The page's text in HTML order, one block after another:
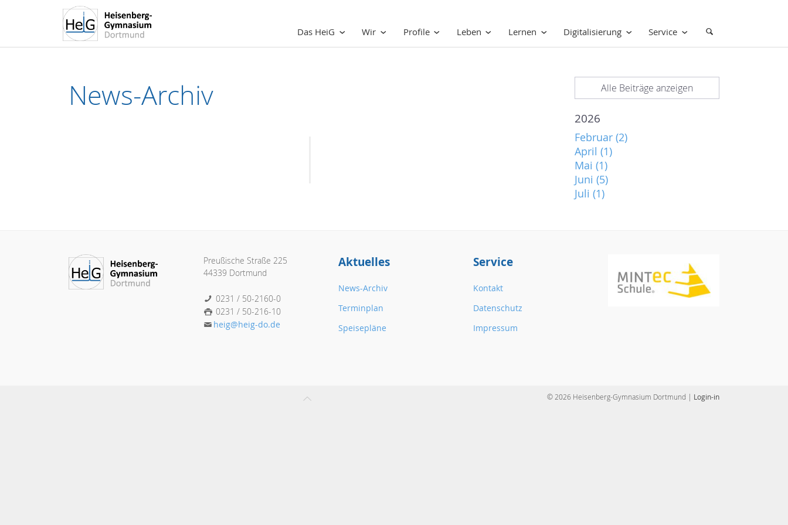
Das HeiG Wir Profile Leben Lernen Digitalisierung Service
News-Archiv Alle Beiträge anzeigen
2026
Februar (2)
April (1)
Mai (1)
Juni (5)
Juli (1)
Preußische Straße 225
44339 Dortmund
0231 / 50-2160-0
0231 / 50-216-10
heig@heig-do.de
Aktuelles
News-Archiv
Terminplan
Speisepläne
Service
Kontakt
Datenschutz
Impressum
© 2026 Heisenberg-Gymnasium Dortmund | Login-in